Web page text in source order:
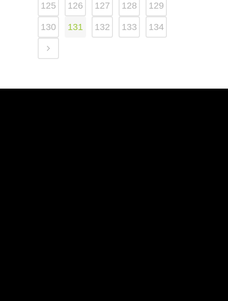
125 126 127 128 129
130 131 132 133 134